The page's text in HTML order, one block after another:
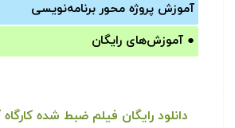
آموزش‌ پروژه محور برنامه‌نویسی
● آموزش‌های رایگان
دانلود رایگان فیلم ضبط شده